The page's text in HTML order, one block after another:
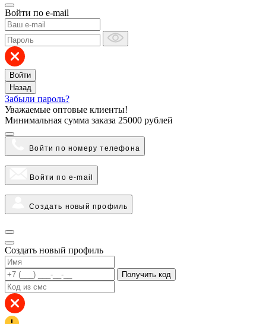
Войти по e-mail
Войти
Назад
Забыли пароль?
Уважаемые оптовые клиенты!
Минимальная сумма заказа 25000 рублей
Войти по номеру телефона
Войти по e-mail
Создать новый профиль
Создать новый профиль
Получить код